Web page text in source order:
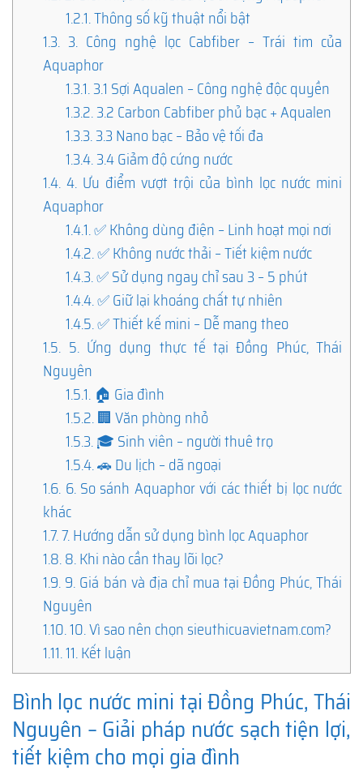
1.2.1.Thông số kỹ thuật nổi bật
1.3. 3. Công nghệ lọc Cabfiber – Trái tim của
Aquaphor
1.3.1.3.1 Sợi Aqualen – Công nghệ độc quyền
1.3.2.3.2 Carbon Cabfiber phủ bạc + Aqualen
1.3.3.3.3 Nano bạc – Bảo vệ tối đa
1.3.4.3.4 Giảm độ cứng nước
1.4. 4. Ưu điểm vượt trội của bình lọc nước mini
Aquaphor
1.4.1.✅ Không dùng điện – Linh hoạt mọi nơi
1.4.2.✅ Không nước thải – Tiết kiệm nước
1.4.3.✅ Sử dụng ngay chỉ sau 3 – 5 phút
1.4.4.✅ Giữ lại khoáng chất tự nhiên
1.4.5.✅ Thiết kế mini – Dễ mang theo
1.5. 5. Ứng dụng thực tế tại Đồng Phúc, Thái
Nguyên
1.5.1.🏠 Gia đình
1.5.2.🏢 Văn phòng nhỏ
1.5.3.🎓 Sinh viên – người thuê trọ
1.5.4.🚗 Du lịch – dã ngoại
1.6. 6. So sánh Aquaphor với các thiết bị lọc nước
khác
1.7.7. Hướng dẫn sử dụng bình lọc Aquaphor
1.8.8. Khi nào cần thay lõi lọc?
1.9. 9. Giá bán và địa chỉ mua tại Đồng Phúc, Thái
Nguyên
1.10.10. Vì sao nên chọn sieuthicuavietnam.com?
1.11.11. Kết luận
Bình lọc nước mini tại Đồng Phúc, Thái
Nguyên – Giải pháp nước sạch tiện lợi,
tiết kiệm cho mọi gia đình